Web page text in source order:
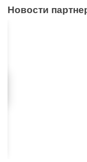
Новости